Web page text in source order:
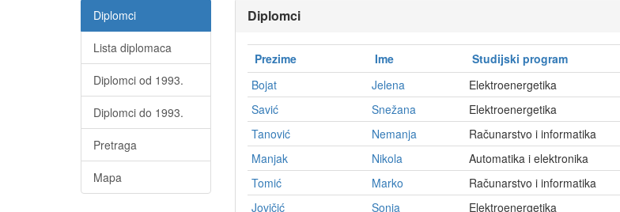
Diplomci
Lista diplomaca
Diplomci od 1993.
Diplomci do 1993.
Pretraga
Mapa
Diplomci
Prezime Ime Studijski program
Bojat
Jelena Elektroenergetika
Savić
Snežana Elektroenergetika
Tanović
Nemanja Računarstvo i informatika
Manjak
Nikola Automatika i elektronika
Tomić
Marko Računarstvo i informatika
Jovičić
Sonja Elektroenergetika